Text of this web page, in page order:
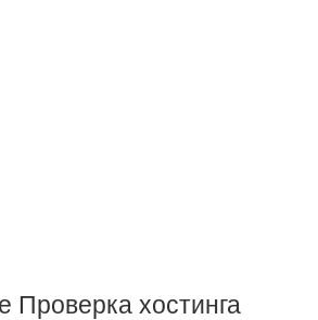
Проверка хостинга